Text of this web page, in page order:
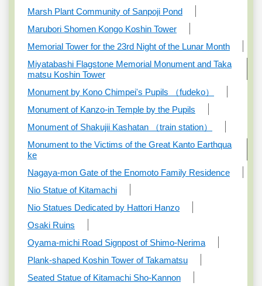
Marsh Plant Community of Sanpoji Pond
Marubori Shomen Kongo Koshin Tower
Memorial Tower for the 23rd Night of the Lunar Month
Miyatabashi Flagstone Memorial Monument and Taka
matsu Koshin Tower
Monument by Kono Chimpei's Pupils （fudeko）
Monument of Kanzo-in Temple by the Pupils
Monument of Shakujii Kashatan （train station）
Monument to the Victims of the Great Kanto Earthqua
ke
Nagaya-mon Gate of the Enomoto Family Residence
Nio Statue of Kitamachi
Nio Statues Dedicated by Hattori Hanzo
Osaki Ruins
Oyama-michi Road Signpost of Shimo-Nerima
Plank-shaped Koshin Tower of Takamatsu
Seated Statue of Kitamachi Sho-Kannon